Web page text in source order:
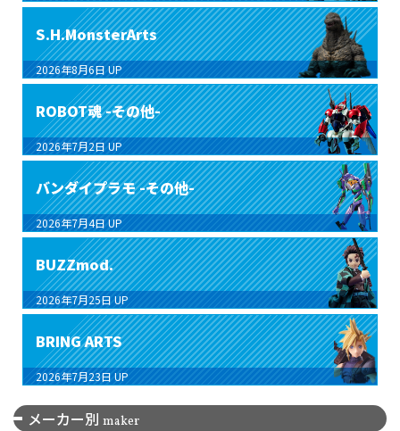
S.H.MonsterArts
2026年8月6日 UP
ROBOT魂 -その他-
2026年7月2日 UP
バンダイプラモ -その他-
2026年7月4日 UP
BUZZmod.
2026年7月25日 UP
BRING ARTS
2026年7月23日 UP
メーカー別 maker